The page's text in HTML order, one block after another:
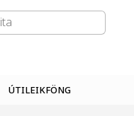
valmynd
ÚTILEIKFÖNG